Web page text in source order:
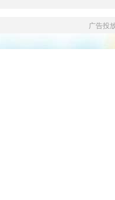
广告投